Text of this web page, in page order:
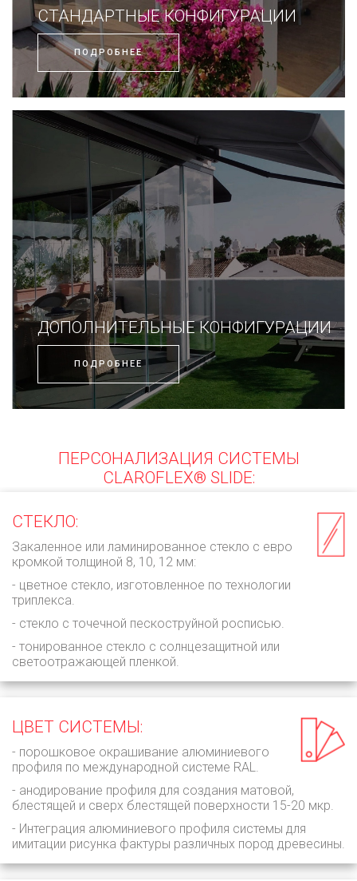
СТАНДАРТНЫЕ КОНФИГУРАЦИИ
ПОДРОБНЕЕ
ДОПОЛНИТЕЛЬНЫЕ КОНФИГУРАЦИИ
ПОДРОБНЕЕ
ПЕРСОНАЛИЗАЦИЯ СИСТЕМЫ
CLAROFLEX® SLIDE:
СТЕКЛО:
Закаленное или ламинированное стекло с евро
кромкой толщиной 8, 10, 12 мм:
- цветное стекло, изготовленное по технологии
триплекса.
- стекло с точечной пескоструйной росписью.
- тонированное стекло с солнцезащитной или
светоотражающей пленкой.
ЦВЕТ СИСТЕМЫ:
- порошковое окрашивание алюминиевого
профиля по международной системе RAL.
- анодирование профиля для создания матовой,
блестящей и сверх блестящей поверхности 15-20 мкр.
- Интеграция алюминиевого профиля системы для
имитации рисунка фактуры различных пород древесины.